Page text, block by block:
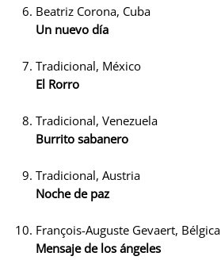
Beatriz Corona, Cuba
Un nuevo día
Tradicional, México
El Rorro
Tradicional, Venezuela
Burrito sabanero
Tradicional, Austria
Noche de paz
François-Auguste Gevaert, Bélgica
Mensaje de los ángeles